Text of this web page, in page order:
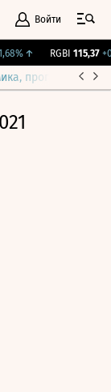
Войти
↑ RGBI 115,37
прогнозы